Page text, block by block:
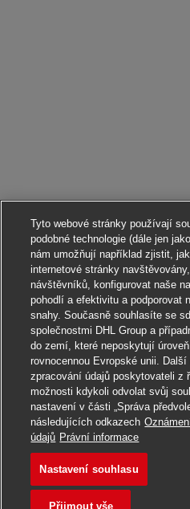
Uložit
Tyto webové stránky používají
podobné technologie (dále jen
nám umožňují například zjistit,
internetové stránky
návštěvníků, konfigurovat naše
pohodlí a efektivitu a podporovat
snahy. Současně souhlasíte se
společnostmi DHL Group a
do zemí, které neposkytují
rovnocennou Evropské unii.
zpracování údajů poskytovateli z
možnosti kdykoli odvolat svůj
nastavení v části „Správa
následujících odkazech
údajů Právní informace
Nastavení souhlasu
Přijmout vše